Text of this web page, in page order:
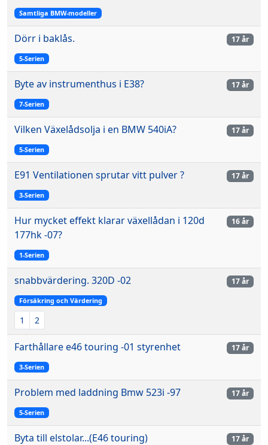
Samtliga BMW-modeller
Dörr i baklås.
5-Serien
17 år
Byte av instrumenthus i E38?
7-Serien
17 år
Vilken Växelådsolja i en BMW 540iA?
5-Serien
17 år
E91 Ventilationen sprutar vitt pulver ?
3-Serien
17 år
Hur mycket effekt klarar växellådan i 120d
177hk -07?
1-Serien
16 år
snabbvärdering. 320D -02
Försäkring och Värdering
1 2
17 år
Farthållare e46 touring -01 styrenhet
3-Serien
17 år
Problem med laddning Bmw 523i -97
5-Serien
17 år
Byta till elstolar...(E46 touring) 17 år